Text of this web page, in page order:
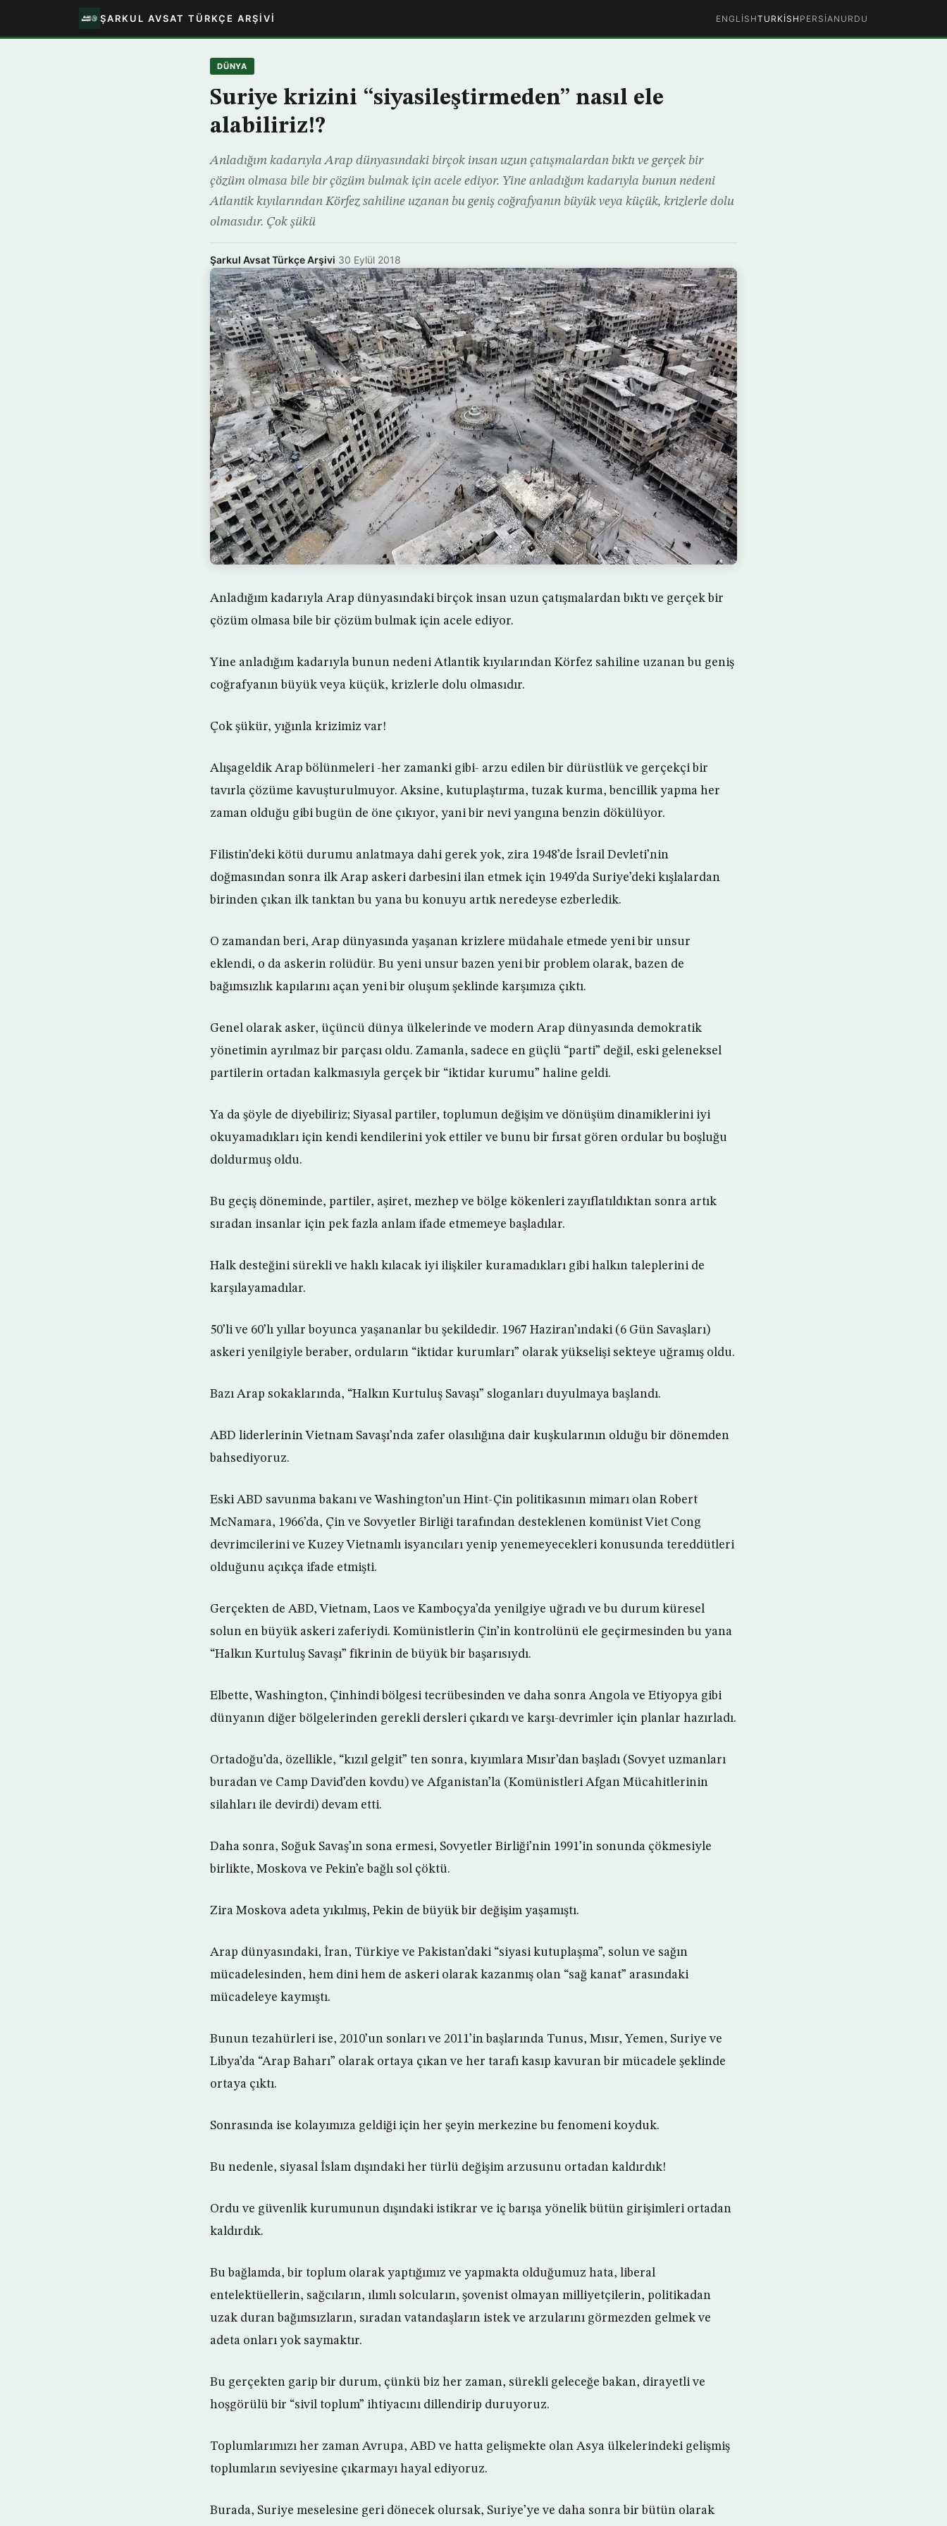
ŞARKUL AVSAT TÜRKÇE ARŞIVI ENGLISHTURKISH PERSIAN URDU
DÜNYA
Suriye krizini “siyasileştirmeden” nasıl ele
alabiliriz!?
Anladığım kadarıyla Arap dünyasındaki birçok insan uzun çatışmalardan bıktı ve gerçek bir
çözüm olmasa bile bir çözüm bulmak için acele ediyor. Yine anladığım kadarıyla bunun nedeni
Atlantik kıyılarından Körfez sahiline uzanan bu geniş coğrafyanın büyük veya küçük, krizlerle dolu
olmasıdır. Çok şükü
Şarkul Avsat Türkçe Arşivi·30 Eylül 2018
Anladığım kadarıyla Arap dünyasındaki birçok insan uzun çatışmalardan bıktı ve gerçek bir
çözüm olmasa bile bir çözüm bulmak için acele ediyor.
Yine anladığım kadarıyla bunun nedeni Atlantik kıyılarından Körfez sahiline uzanan bu geniş
coğrafyanın büyük veya küçük, krizlerle dolu olmasıdır.
Çok şükür, yığınla krizimiz var!
Alışageldik Arap bölünmeleri -her zamanki gibi- arzu edilen bir dürüstlük ve gerçekçi bir
tavırla çözüme kavuşturulmuyor. Aksine, kutuplaştırma, tuzak kurma, bencillik yapma her
zaman olduğu gibi bugün de öne çıkıyor, yani bir nevi yangına benzin dökülüyor.
Filistin’deki kötü durumu anlatmaya dahi gerek yok, zira 1948’de İsrail Devleti’nin
doğmasından sonra ilk Arap askeri darbesini ilan etmek için 1949’da Suriye’deki kışlalardan
birinden çıkan ilk tanktan bu yana bu konuyu artık neredeyse ezberledik.
O zamandan beri, Arap dünyasında yaşanan krizlere müdahale etmede yeni bir unsur
eklendi, o da askerin rolüdür. Bu yeni unsur bazen yeni bir problem olarak, bazen de
bağımsızlık kapılarını açan yeni bir oluşum şeklinde karşımıza çıktı.
Genel olarak asker, üçüncü dünya ülkelerinde ve modern Arap dünyasında demokratik
yönetimin ayrılmaz bir parçası oldu. Zamanla, sadece en güçlü “parti” değil, eski geleneksel
partilerin ortadan kalkmasıyla gerçek bir “iktidar kurumu” haline geldi.
Ya da şöyle de diyebiliriz; Siyasal partiler, toplumun değişim ve dönüşüm dinamiklerini iyi
okuyamadıkları için kendi kendilerini yok ettiler ve bunu bir fırsat gören ordular bu boşluğu
doldurmuş oldu.
Bu geçiş döneminde, partiler, aşiret, mezhep ve bölge kökenleri zayıflatıldıktan sonra artık
sıradan insanlar için pek fazla anlam ifade etmemeye başladılar.
Halk desteğini sürekli ve haklı kılacak iyi ilişkiler kuramadıkları gibi halkın taleplerini de
karşılayamadılar.
50’li ve 60’lı yıllar boyunca yaşananlar bu şekildedir. 1967 Haziran’ındaki (6 Gün Savaşları)
askeri yenilgiyle beraber, orduların “iktidar kurumları” olarak yükselişi sekteye uğramış oldu.
Bazı Arap sokaklarında, “Halkın Kurtuluş Savaşı” sloganları duyulmaya başlandı.
ABD liderlerinin Vietnam Savaşı’nda zafer olasılığına dair kuşkularının olduğu bir dönemden
bahsediyoruz.
Eski ABD savunma bakanı ve Washington’un Hint-Çin politikasının mimarı olan Robert
McNamara, 1966’da, Çin ve Sovyetler Birliği tarafından desteklenen komünist Viet Cong
devrimcilerini ve Kuzey Vietnamlı isyancıları yenip yenemeyecekleri konusunda tereddütleri
olduğunu açıkça ifade etmişti.
Gerçekten de ABD, Vietnam, Laos ve Kamboçya’da yenilgiye uğradı ve bu durum küresel
solun en büyük askeri zaferiydi. Komünistlerin Çin’in kontrolünü ele geçirmesinden bu yana
“Halkın Kurtuluş Savaşı” fikrinin de büyük bir başarısıydı.
Elbette, Washington, Çinhindi bölgesi tecrübesinden ve daha sonra Angola ve Etiyopya gibi
dünyanın diğer bölgelerinden gerekli dersleri çıkardı ve karşı-devrimler için planlar hazırladı.
Ortadoğu’da, özellikle, “kızıl gelgit” ten sonra, kıyımlara Mısır’dan başladı (Sovyet uzmanları
buradan ve Camp David’den kovdu) ve Afganistan’la (Komünistleri Afgan Mücahitlerinin
silahları ile devirdi) devam etti.
Daha sonra, Soğuk Savaş’ın sona ermesi, Sovyetler Birliği’nin 1991’in sonunda çökmesiyle
birlikte, Moskova ve Pekin’e bağlı sol çöktü.
Zira Moskova adeta yıkılmış, Pekin de büyük bir değişim yaşamıştı.
Arap dünyasındaki, İran, Türkiye ve Pakistan’daki “siyasi kutuplaşma”, solun ve sağın
mücadelesinden, hem dini hem de askeri olarak kazanmış olan “sağ kanat” arasındaki
mücadeleye kaymıştı.
Bunun tezahürleri ise, 2010’un sonları ve 2011’in başlarında Tunus, Mısır, Yemen, Suriye ve
Libya’da “Arap Baharı” olarak ortaya çıkan ve her tarafı kasıp kavuran bir mücadele şeklinde
ortaya çıktı.
Sonrasında ise kolayımıza geldiği için her şeyin merkezine bu fenomeni koyduk.
Bu nedenle, siyasal İslam dışındaki her türlü değişim arzusunu ortadan kaldırdık!
Ordu ve güvenlik kurumunun dışındaki istikrar ve iç barışa yönelik bütün girişimleri ortadan
kaldırdık.
Bu bağlamda, bir toplum olarak yaptığımız ve yapmakta olduğumuz hata, liberal
entelektüellerin, sağcıların, ılımlı solcuların, şovenist olmayan milliyetçilerin, politikadan
uzak duran bağımsızların, sıradan vatandaşların istek ve arzularını görmezden gelmek ve
adeta onları yok saymaktır.
Bu gerçekten garip bir durum, çünkü biz her zaman, sürekli geleceğe bakan, dirayetli ve
hoşgörülü bir “sivil toplum” ihtiyacını dillendirip duruyoruz.
Toplumlarımızı her zaman Avrupa, ABD ve hatta gelişmekte olan Asya ülkelerindeki gelişmiş
toplumların seviyesine çıkarmayı hayal ediyoruz.
Burada, Suriye meselesine geri dönecek olursak, Suriye’ye ve daha sonra bir bütün olarak